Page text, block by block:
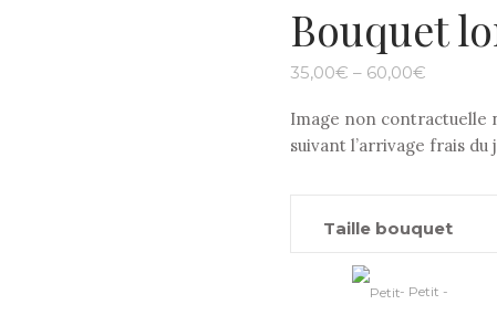
Bouquet
35,00€ – 60,00€
Image non contractuelle
suivant l’arrivage frais du
Taille bouquet
- Petit -